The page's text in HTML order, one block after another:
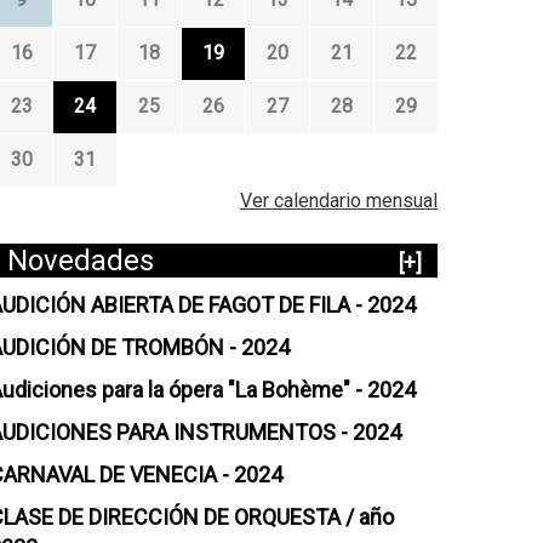
16 17 18 19 20 21 22
23 24 25 26 27 28 29
30
31
Ver calendario mensual
Novedades
[+]
ABIERTA DE FAGOT DE FILA - 2024
DE TROMBÓN - 2024
para la ópera "La Bohème" - 2024
PARA INSTRUMENTOS - 2024
DE VENECIA - 2024
DE DIRECCIÓN DE ORQUESTA / año